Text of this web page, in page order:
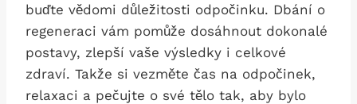
buďte vědomi důležitosti odpočinku. Dbání o
regeneraci vám ​pomůže dosáhnout dokonalé
postavy, zlepší vaše výsledky​ i celkové
zdraví. Takže si vezměte čas na ⁣odpočinek,
relaxaci ‍a pečujte o své tělo tak, aby bylo